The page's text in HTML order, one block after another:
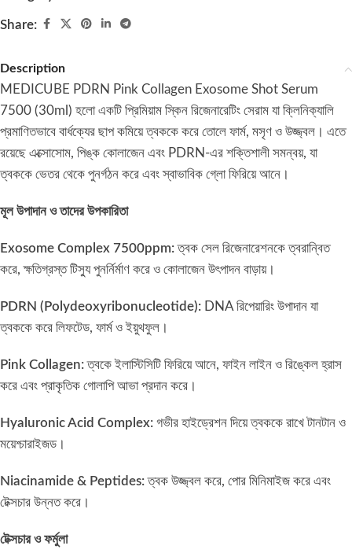
Share:
Description
MEDICUBE PDRN Pink Collagen Exosome Shot Serum
7500 (30ml) হলো একটি প্রিমিয়াম স্কিন রিজেনারেটিং সেরাম যা ক্লিনিক্যালি
প্রমাণিতভাবে বার্ধক্যের ছাপ কমিয়ে ত্বককে করে তোলে ফার্ম, মসৃণ ও উজ্জ্বল। এতে
রয়েছে এক্সোসোম, পিঙ্ক কোলাজেন এবং PDRN-এর শক্তিশালী সমন্বয়, যা
ত্বককে ভেতর থেকে পুনর্গঠন করে এবং স্বাভাবিক গ্লো ফিরিয়ে আনে।
মূল উপাদান ও তাদের উপকারিতা
Exosome Complex 7500ppm:ত্বক সেল রিজেনারেশনকে ত্বরান্বিত
করে, ক্ষতিগ্রস্ত টিস্যু পুনর্নির্মাণ করে ও কোলাজেন উৎপাদন বাড়ায়।
PDRN (Polydeoxyribonucleotide): DNA রিপেয়ারিং উপাদান যা
ত্বককে করে লিফটেড, ফার্ম ও ইয়ুথফুল।
Pink Collagen:ত্বকে ইলাস্টিসিটি ফিরিয়ে আনে, ফাইন লাইন ও রিঙ্কেল হ্রাস
করে এবং প্রাকৃতিক গোলাপি আভা প্রদান করে।
Hyaluronic Acid Complex: গভীর হাইড্রেশন দিয়ে ত্বককে রাখে টানটান ও
ময়েশ্চারাইজড।
Niacinamide & Peptides:ত্বক উজ্জ্বল করে, পোর মিনিমাইজ করে এবং
টেক্সচার উন্নত করে।
টেক্সচার ও ফর্মুলা